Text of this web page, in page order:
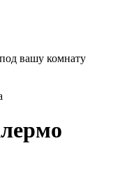
вашу комнату